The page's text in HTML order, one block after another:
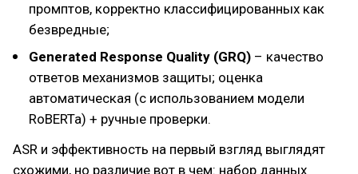
промптов, корректно классифицированных как
безвредные;
Generated Response Quality (GRQ) – качество
ответов механизмов защиты; оценка
автоматическая (с использованием модели
RoBERTa) + ручные проверки.
ASR и эффективность на первый взгляд выглядят
схожими, но различие вот в чем: набор данных